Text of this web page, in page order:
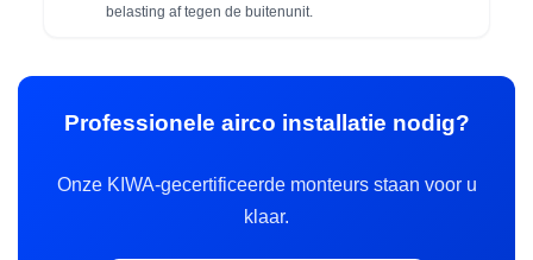
belasting af tegen de buitenunit.
Professionele airco installatie nodig?
Onze KIWA-gecertificeerde monteurs staan voor u
klaar.